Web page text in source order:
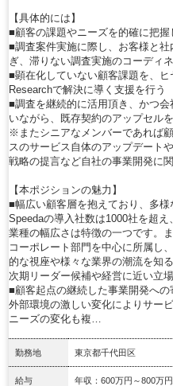
【具体的には】
■顧客の課題やニーズを的確に把
■調査案件実施に際し、お客様と
ぎ、滞りない調査実施のコーディ
■顕在化していない顧客課題を、
Researchで解決に導く支援を行う
■調査を継続的に活用頂き、かつ
いながら、既存契約のアップセル
※またシニアなメンバーであれば
スのサービス自体のアップデート
戦略の提言など自社の事業開発に
【本ポジションの魅力】
■幅広い顧客層を抱えており、多
Speedaの導入社数は1000社を超
業種の幅広さは特徴の一つです。
コーポレート部門を中心に所属し
的な視座や様々な業界の潮流を知
次期リーダー候補や経営に近い立
■顧客起点の継続した事業開発への
外部環境の激しい変化によりサー
ニーズの変化も複…
勤務地 東京都千代田区
給与 年収：600万円～800万